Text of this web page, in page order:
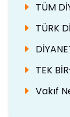
TÜM
TÜRK
TEK
Vakıf